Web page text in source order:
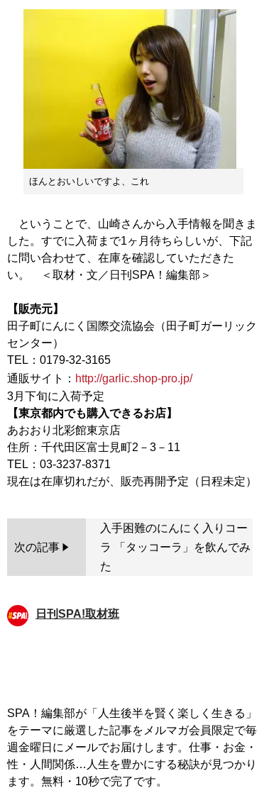
ほんとおいしいですよ、これ
ということで、山崎さんから入手情報を聞きま
した。すでに入荷まで1ヶ月待ちらしいが、下記
に問い合わせて、在庫を確認していただきた
い。 ＜取材・文／日刊SPA！編集部＞
【販売元】
田子町にんにく国際交流協会（田子町ガーリック
センター）
TEL：0179-32-3165
通販サイト： http://garlic.shop-pro.jp/
【東京都内でも購入できるお店】
あおおり北彩館東京店
住所：千代田区富士見町2－3－11
TEL：03-3237-8371
次の記事
入手困難のにんにく入りコー
ラ 「タッコーラ」を飲んでみ
た
日刊SPA!取材班
SPA！編集部が「人生後半を賢く楽しく生きる」
をテーマに厳選した記事をメルマガ会員限定で毎
週金曜日にメールでお届けします。仕事・お金・
性・人間関係…人生を豊かにする秘訣が見つかり
ます。無料・10秒で完了です。